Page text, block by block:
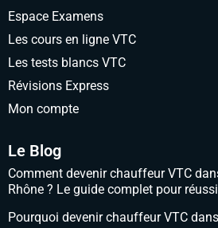
Espace Examens
Les cours en ligne VTC
Les tests blancs VTC
Révisions Express
Mon compte
Le Blog
Comment devenir chauffeur VTC
Rhône ? Le guide complet pour
Pourquoi devenir chauffeur VTC